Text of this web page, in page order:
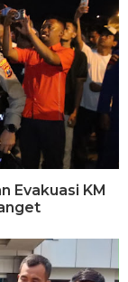
Evakuasi KM